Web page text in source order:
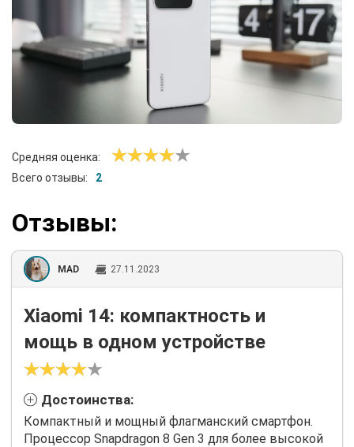
Средняя оценка:
Всего отзывы:
2
Отзывы:
MAD 27.11.2023
Xiaomi 14: компактность и
мощь в одном устройстве
Достоинства:
Компактный и мощный флагманский смартфон.
Процессор Snapdragon 8 Gen 3 для более высокой